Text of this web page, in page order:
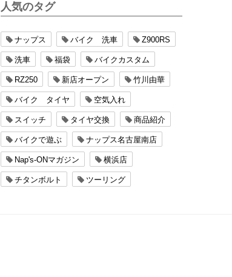
人気のタグ
ナップス バイク 洗車 Z900RS
洗車 福袋 バイクカスタム
RZ250 新店オープン 竹川由華
バイク タイヤ 空気入れ
スイッチ タイヤ交換 商品紹介
バイクで遊ぶ ナップス名古屋南店
Nap's-ONマガジン 横浜店
チタンボルト ツーリング